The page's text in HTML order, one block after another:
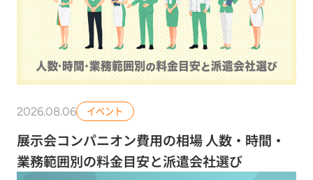
2026.08.06 イベント
展示会コンパニオン費用の相場 人数・時間・
業務範囲別の料金目安と派遣会社選び